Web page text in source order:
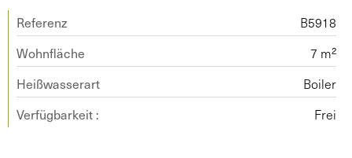
Referenz
B5918
Wohnfläche
7 m²
Heißwasserart
Boiler
Verfügbarkeit :
Frei